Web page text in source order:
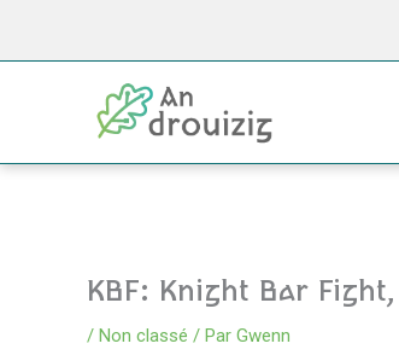
KBF: Knight Bar
/ Non classé / Par Gwenn